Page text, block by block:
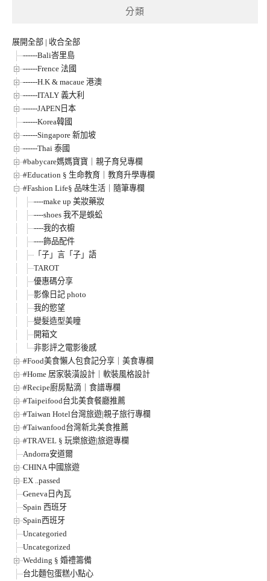
分類
展開全部 | 收合全部
------Bali峇里島
------Frence 法國
------H.K & macaue 港澳
------ITALY 義大利
------JAPEN日本
------Korea韓國
------Singapore 新加坡
------Thai 泰國
#babycare媽媽寶寶｜親子育兒專欄
#Education § 生命教育｜教育升學專欄
#Fashion Life§ 品味生活｜隨筆專欄
----make up 美妝藥妝
----shoes 我不是蜈蚣
----我的衣櫥
----飾品配件
「子」言「子」語
TAROT
優惠碼分享
影像日記 photo
我的慾望
變髮造型美瞳
開箱文
非影評之電影後感
#Food美食懶人包食記分享｜美食專欄
#Home 居家裝潢設計｜軟裝風格設計
#Recipe廚房點滴｜食譜專欄
#Taipeifood台北美食餐廳推薦
#Taiwan Hotel台灣旅遊|親子旅行專欄
#Taiwanfood台灣新北美食推薦
#TRAVEL § 玩樂旅遊|旅遊專欄
Andorra安道爾
CHINA 中國旅遊
EX ..passed
Geneva日內瓦
Spain 西班牙
Spain西班牙
Uncategoried
Uncategorized
Wedding § 婚禮籌備
台北麵包蛋糕小點心